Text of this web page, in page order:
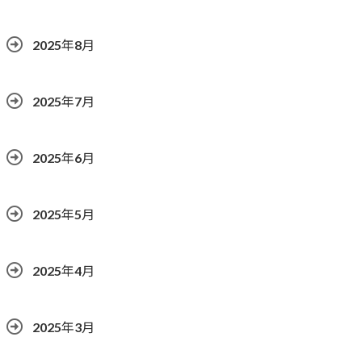
2025年8月
2025年7月
2025年6月
2025年5月
2025年4月
2025年3月